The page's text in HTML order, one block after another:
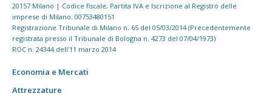
20157 Milano | Codice fiscale, Partita IVA e Iscrizione al Registro delle
imprese di Milano: 00753480151
Registrazione Tribunale di Milano n. 65 del 05/03/2014 (Precedentemente
registrata presso il Tribunale di Bologna n. 4273 del 07/04/1973)
ROC n. 24344 dell'11 marzo 2014
Economia e Mercati
Attrezzature